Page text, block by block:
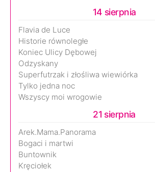
14 sierpnia
Flavia de Luce
Historie równoległe
Koniec Ulicy Dębowej
Odzyskany
Superfutrzak i złośliwa wiewiórka
Tylko jedna noc
Wszyscy moi wrogowie
21 sierpnia
Arek.Mama.Panorama
Bogaci i martwi
Buntownik
Kręciołek